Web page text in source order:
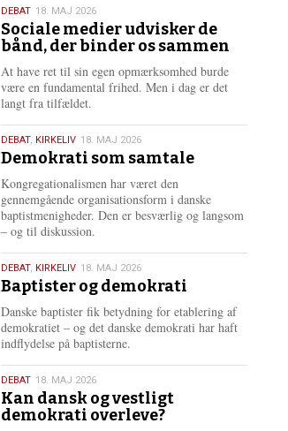
18.
maj
2026
DEBAT 18. MAJ 2026
Sociale medier udvisker de
bånd, der binder os sammen
At have ret til sin egen opmærksomhed burde
være en fundamental frihed. Men i dag er det
langt fra tilfældet.
18.
maj
2026
DEBAT, KIRKELIV 18. MAJ 2026
Demokrati som samtale
Kongregationalismen har været den
gennemgående organisationsform i danske
baptistmenigheder. Den er besværlig og langsom
– og til diskussion.
18.
maj
2026
DEBAT, KIRKELIV 18. MAJ 2026
Baptister og demokrati
Danske baptister fik betydning for etablering af
demokratiet – og det danske demokrati har haft
indflydelse på baptisterne.
18.
maj
2026
DEBAT 18. MAJ 2026
Kan dansk og vestligt
demokrati overleve?